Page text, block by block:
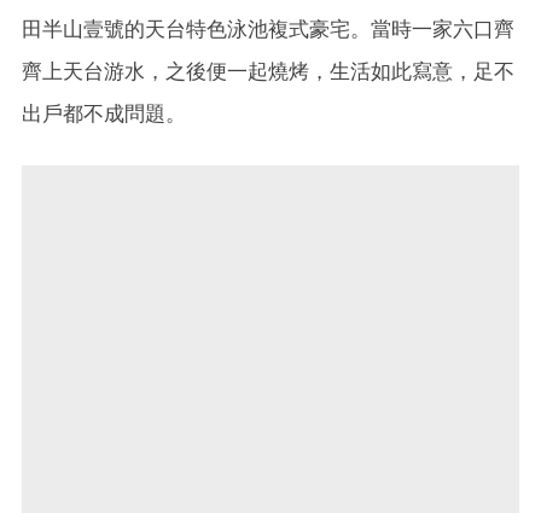
田半山壹號的天台特色泳池複式豪宅。當時一家六口齊
齊上天台游水，之後便一起燒烤，生活如此寫意，足不
出戶都不成問題。